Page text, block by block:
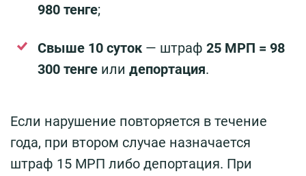
980 тенге;
Свыше 10 суток — штраф 25 МРП = 98
300 тенге или депортация.
Если нарушение повторяется в течение
года, при втором случае назначается
штраф 15 МРП либо депортация. При